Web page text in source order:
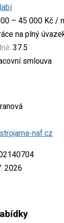
– 45 000 Kč /
na plný
37.5
smlouva
naf.cz
2026